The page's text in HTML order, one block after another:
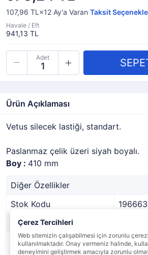
107,96 TL×12 Ay'a Varan Taksit
Havale / Eft
941,13 TL
Adet
Ürün Açıklaması
Vetus silecek lastiği, standart.
Paslanmaz çelik üzeri siyah boyalı.
Boy : 410 mm
Diğer Özellikler
Stok Kodu
Marka
Stok Durumu
Var
Çerez Tercihleri
Web sitemizin çalışabilmesi için zorunlu
kullanılmaktadır. Onay vermeniz halinde,
deneyimini geliştirmek amacıyla zorunlu